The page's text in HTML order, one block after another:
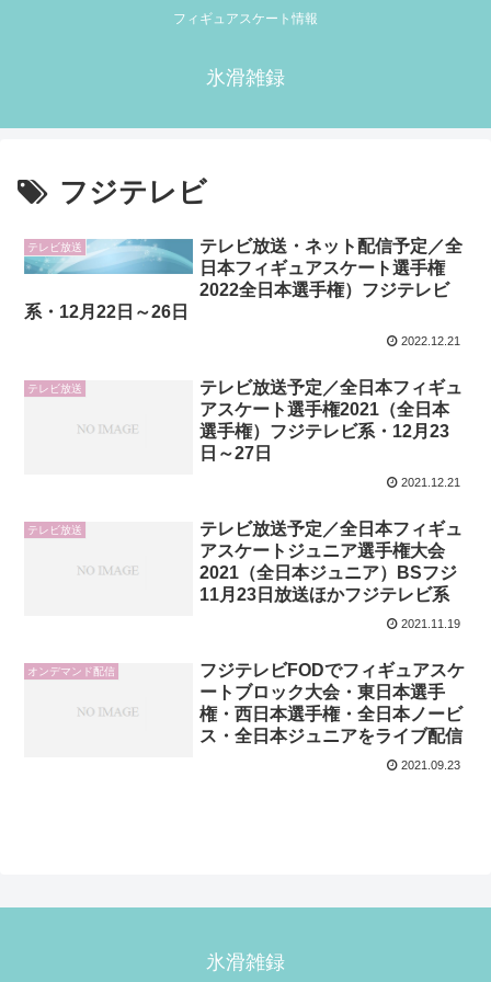
フィギュアスケート情報
氷滑雑録
フジテレビ
テレビ放送
テレビ放送・ネット配信予定／全
日本フィギュアスケート選手権
2022全日本選手権）フジテレビ
系・12月22日～26日
2022.12.21
テレビ放送
テレビ放送予定／全日本フィギュ
アスケート選手権2021（全日本
選手権）フジテレビ系・12月23
日～27日
2021.12.21
テレビ放送
テレビ放送予定／全日本フィギュ
アスケートジュニア選手権大会
2021（全日本ジュニア）BSフジ
11月23日放送ほかフジテレビ系
2021.11.19
オンデマンド配信
フジテレビFODでフィギュアスケ
ートブロック大会・東日本選手
権・西日本選手権・全日本ノービ
ス・全日本ジュニアをライブ配信
2021.09.23
氷滑雑録